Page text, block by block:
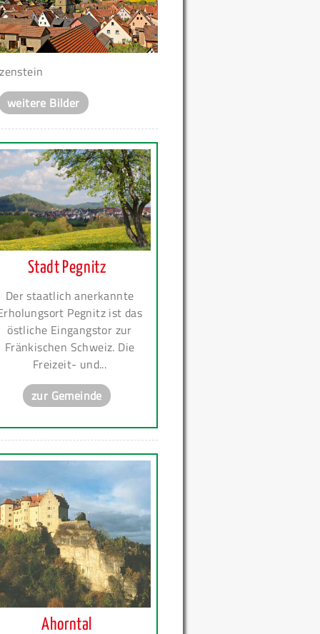
weitere Bilder
Stadt Pegnitz
Der staatlich anerkannte
Pegnitz ist das
östliche Eingangstor zur
Fränkischen Schweiz. Die
Freizeit- und...
zur Gemeinde
Ahorntal